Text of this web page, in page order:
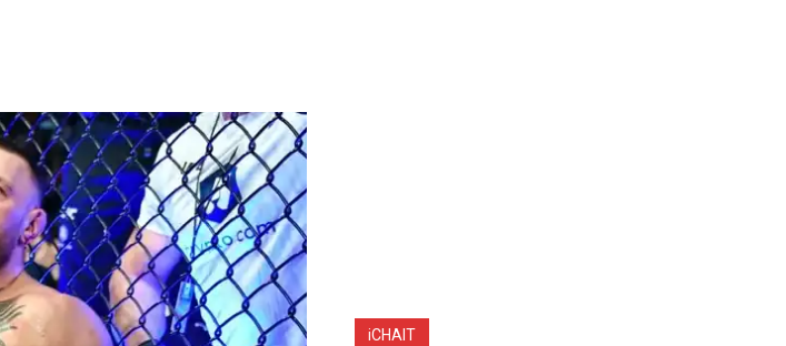
iCHAIT